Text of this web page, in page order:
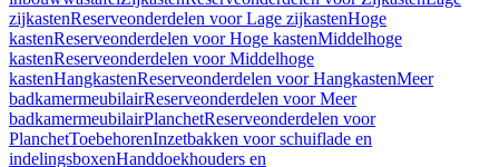
zijkastenReserveonderdelen voor Lage zijkastenHoge
kastenReserveonderdelen voor Hoge kastenMiddelhoge
kastenReserveonderdelen voor Middelhoge
kastenHangkastenReserveonderdelen voor HangkastenMeer
badkamermeubilairReserveonderdelen voor Meer
badkamermeubilairPlanchetReserveonderdelen voor
PlanchetToebehorenInzetbakken voor schuiflade en
indelingsboxenHanddoekhouders en